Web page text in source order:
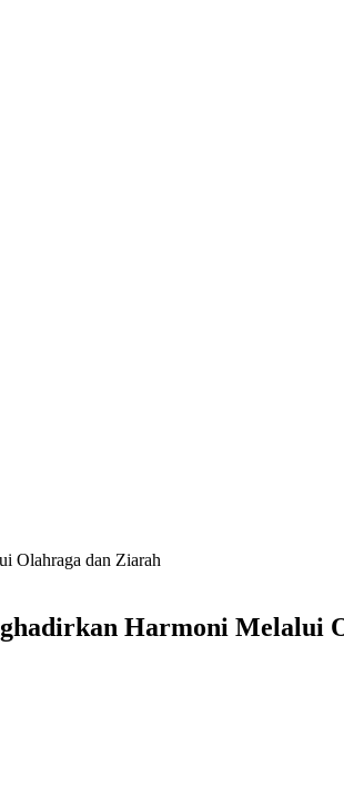
Olahraga dan Ziarah
Harmoni Melalui